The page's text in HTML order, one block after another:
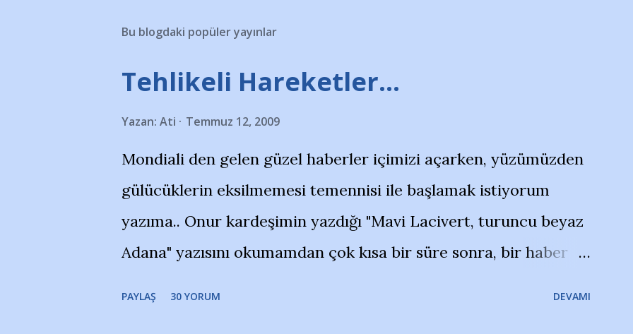
Bu blogdaki popüler yayınlar
Tehlikeli Hareketler...
Yazan: Ati Temmuz 12, 2009
Mondiali den gelen güzel haberler içimizi açarken, yüzümüzden
gülücüklerin eksilmemesi temennisi ile başlamak istiyorum
yazıma.. Onur kardeşimin yazdığı "Mavi Lacivert, turuncu beyaz
Adana" yazısını okumamdan çok kısa bir süre sonra, bir haber
PAYLAŞ 30 YORUM DEVAMI